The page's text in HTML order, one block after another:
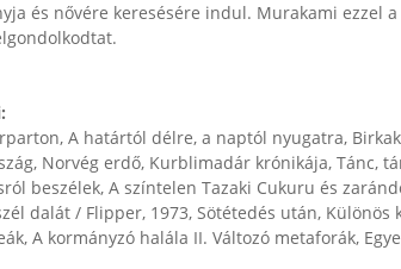
és nővére keresésére indul. Murakami ezzel
A határtól délre, a naptól nyugatra,
Norvég erdő, Kurblimadár krónikája, Tánc,
beszélek, A színtelen Tazaki Cukuru és
dalát / Flipper, 1973, Sötétedés után, Különös
A kormányzó halála II. Változó metaforák,